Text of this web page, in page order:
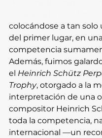
colocándose a tan
del primer lugar, en una
competencia
Además, fuimos
el Heinrich Schütz
Trophy, otorgado a la
interpretación de una
compositor Heinrich
toda la competencia,
internacional —un